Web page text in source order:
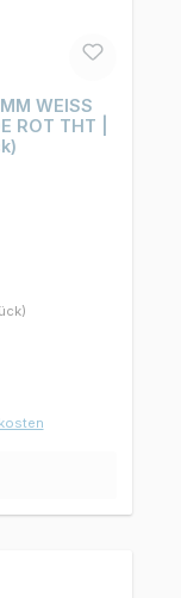
WEISS
ROT THT |